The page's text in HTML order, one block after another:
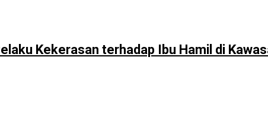
Kekerasan terhadap Ibu Hamil di